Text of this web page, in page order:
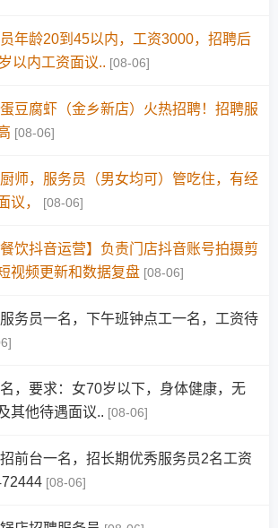
年龄20到45以内，工资3000，招聘后
以内工资面议.. [08-06]
豆腐虾（金乡新店）火热招聘！招聘服
[08-06]
师，服务员（男女均可）管吃住，有经
议，
[08-06]
餐饮抖音运营】负责门店抖音账号拍摄剪
视频更新和数据复盘 [08-06]
务员一名，下午班钟点工一名，工资待
，要求：女70岁以下，身体健康，无
其他待遇面议.. [08-06]
前台一名，招长期优秀服务员2名工资
[08-06]